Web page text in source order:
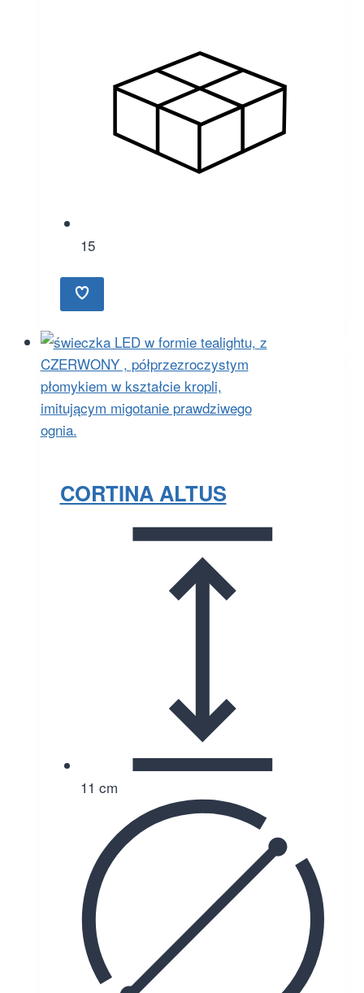
15
CORTINA ALTUS
11 cm